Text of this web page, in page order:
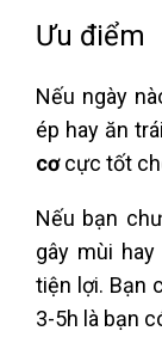
Ưu điểm
Nếu ngày
ép hay ăn
cơcực tốt
Nếu bạn
gây mùi
tiện lợi. Bạn
3-5h là bạn